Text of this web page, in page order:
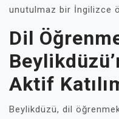
unutulmaz bir İngilizce
Dil
Aktif
Beylikdüzü, dil